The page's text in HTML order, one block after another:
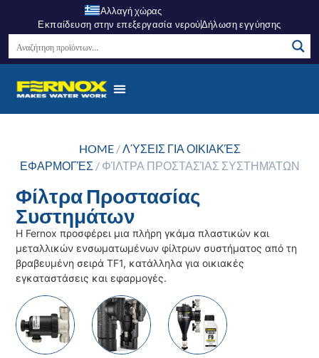
Αλλαγή χώρας
Εκπαίδευση στην επεξεργασία νερούΔήλωση εγγύησης
HOME/ ΛΎΣΕΙΣ ΓΙΑ ΟΙΚΙΑΚΈΣ
ΕΦΑΡΜΟΓΈΣ / ΦΊΛΤΡΑ ΠΡΟΣΤΑΣΊΑΣ ΣΥΣΤΗΜΆΤΩΝ
Φίλτρα Προστασίας
Συστημάτων
Η Fernox προσφέρει μια πλήρη γκάμα πλαστικών και
μεταλλικών ενσωματωμένων φίλτρων συστήματος από τη
βραβευμένη σειρά TF1, κατάλληλα για οικιακές
εγκαταστάσεις και εφαρμογές.